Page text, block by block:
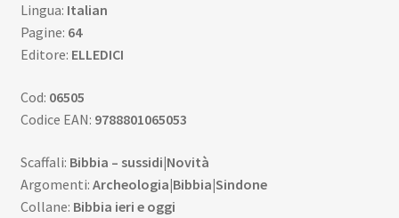
Lingua: Italian
Pagine: 64
Editore: ELLEDICI
Cod: 06505
Codice EAN: 9788801065053
Scaffali: Bibbia – sussidi|Novità
Argomenti: Archeologia|Bibbia|Sindone
Collane: Bibbia ieri e oggi